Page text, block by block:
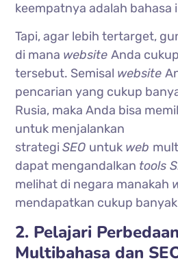
keempatnya adalah bahasa
Tapi, agar lebih tertarget,
di mana websiteAnda
tersebut. Semisal website
pencarian yang cukup
Rusia, maka Anda bisa
untuk menjalankan
strategiSEO untuk web
dapat mengandalkan tools
melihat di negara manakah
mendapatkan cukup
2. Pelajari
Multibahasa dan